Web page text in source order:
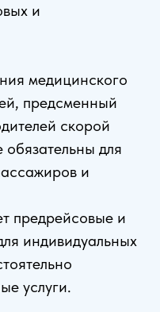
и
медицинского
предсменный
скорой
для
и
предрейсовые и
индивидуальных
услуги.